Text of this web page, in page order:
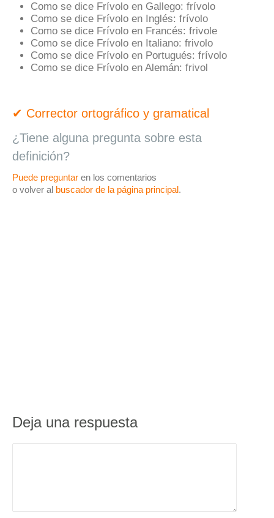
Como se dice Frívolo en Gallego: frívolo
Como se dice Frívolo en Inglés: frívolo
Como se dice Frívolo en Francés: frivole
Como se dice Frívolo en Italiano: frivolo
Como se dice Frívolo en Portugués: frívolo
Como se dice Frívolo en Alemán: frivol
✔ Corrector ortográfico y gramatical
¿Tiene alguna pregunta sobre esta
definición?
Puede preguntar en los comentarios
o volver al buscador de la página principal.
Deja una respuesta